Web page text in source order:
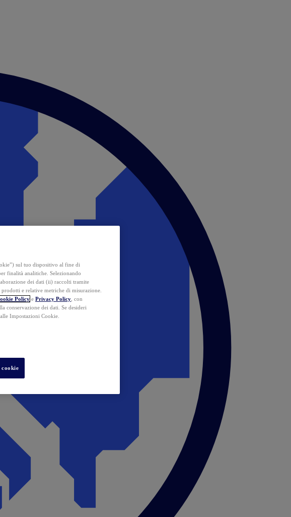
sul tuo dispositivo al fine di
finalità analitiche. Selezionando
dei dati (ii) raccolti tramite
e relative metriche di misurazione.
Policy e Privacy Policy , con
conservazione dei dati. Se desideri
Impostazioni Cookie.